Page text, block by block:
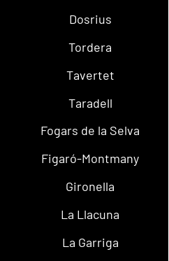
Dosrius
Tordera
Tavertet
Taradell
Fogars de la Selva
Figaró-Montmany
Gironella
La Llacuna
La Garriga